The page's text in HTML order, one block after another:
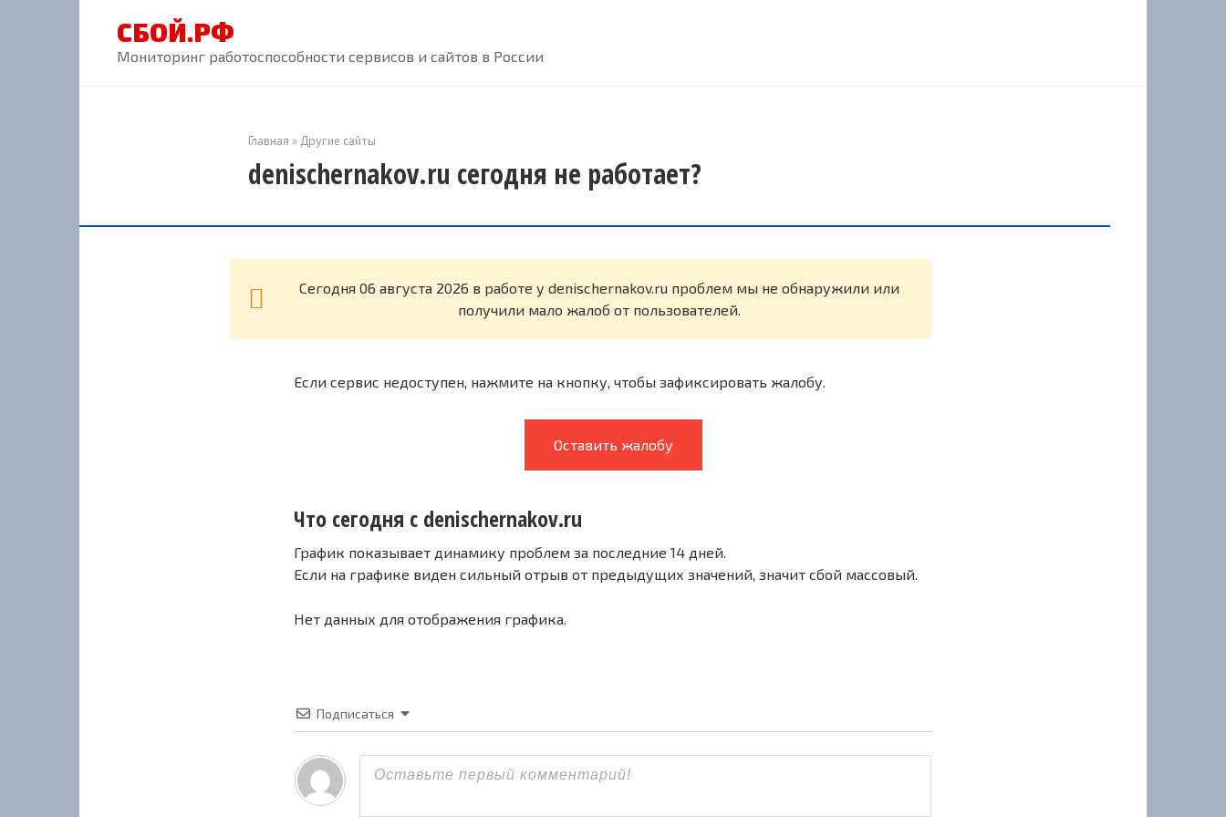
СБОЙ.РФ
Мониторинг работоспособности сервисов и сайтов в России
Главная » Другие сайты
denischernakov.ru сегодня не работает?
Cегодня 06 августа 2026 в работе у denischernakov.ru проблем мы не обнаружили или
получили мало жалоб от пользователей.
Если сервис недоступен, нажмите на кнопку, чтобы зафиксировать жалобу.
Оставить жалобу
Что сегодня с denischernakov.ru
График показывает динамику проблем за последние 14 дней.
Если на графике виден сильный отрыв от предыдущих значений, значит сбой массовый.
Нет данных для отображения графика.
Подписаться